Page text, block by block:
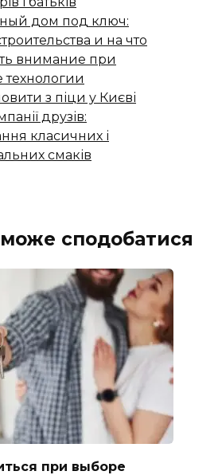
дом под ключ:
и на что
внимание при
технологии
з піци у Києві
друзів:
класичних і
смаків
сподобатися
при выборе